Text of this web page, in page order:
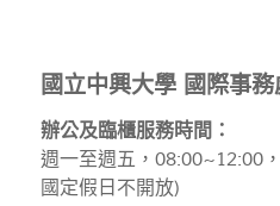
國立中興大學 國際事務
辦公及臨櫃服務時間：
週一至週五，08:00~12:00
國定假日不開放)